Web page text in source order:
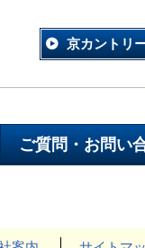
京カントリ